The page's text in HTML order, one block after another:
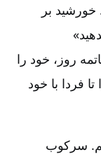
بر
از خاتمه روز، خود را
فردا با خود
سرکوب